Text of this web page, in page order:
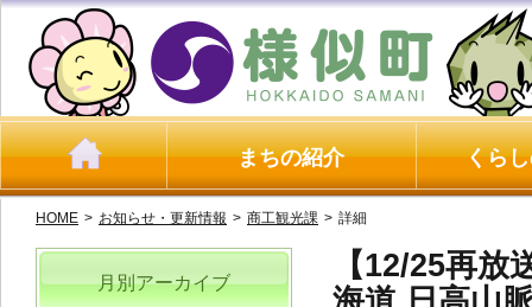
まちの紹介 くら
HOME > お知らせ・更新情報 > 商工観光課 > 詳細
【12/25再
月別アーカイブ